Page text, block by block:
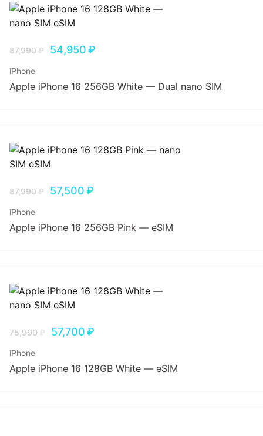
87,990₽ 54,950₽
iPhone
Apple iPhone 16 256GB White — Dual nano SIM
87,990₽ 57,500₽
iPhone
Apple iPhone 16 256GB Pink — eSIM
75,990₽ 57,700₽
iPhone
Apple iPhone 16 128GB White — eSIM